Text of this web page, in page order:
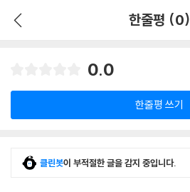
한줄평 (0)
0.0
한줄평 쓰기
클린봇이 부적절한 글을 감지 중입니다.